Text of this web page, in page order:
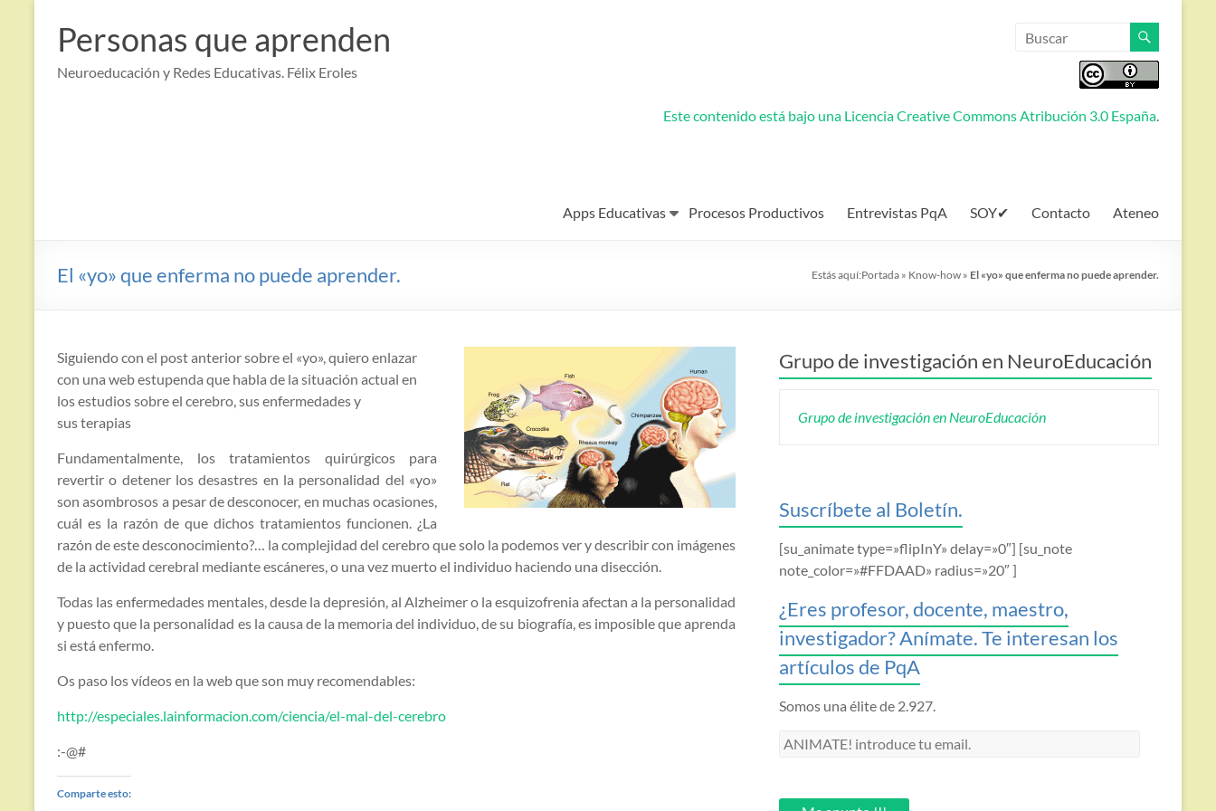
contenido
Personas que aprenden
Neuroeducación y Redes Educativas. Félix Eroles
Este contenido está bajo una Licencia Creative Commons Atribución 3.0 España.
Apps Educativas Procesos Productivos Entrevistas PqA SOY✔ Contacto Ateneo
El «yo» que enferma no puede aprender. Estás aquí:Portada » Know-how » El «yo» que enferma no puede aprender.
Siguiendo con el post anterior sobre el «yo», quiero enlazar
con una web estupenda que habla de la situación actual en
los estudios sobre el cerebro, sus enfermedades y
sus terapias
Fundamentalmente, los tratamientos quirúrgicos para
revertir o detener los desastres en la personalidad del «yo»
son asombrosos a pesar de desconocer, en muchas ocasiones,
cuál es la razón de que dichos tratamientos funcionen. ¿La
razón de este desconocimiento?… la complejidad del cerebro que solo la podemos ver y describir con imágenes
de la actividad cerebral mediante escáneres, o una vez muerto el individuo haciendo una disección.
Todas las enfermedades mentales, desde la depresión, al Alzheimer o la esquizofrenia afectan a la personalidad
y puesto que la personalidad es la causa de la memoria del individuo, de su biografía, es imposible que aprenda
si está enfermo.
Os paso los vídeos en la web que son muy recomendables:
http://especiales.lainformacion.com/ciencia/el-mal-del-cerebro
:-@#
Comparte esto:
Grupo de investigación en NeuroEducación
Grupo de investigación en NeuroEducación
Suscríbete al Boletín.
[su_animate type=»flipInY» delay=»0″] [su_note
note_color=»#FFDAAD» radius=»20″ ]
¿Eres profesor, docente, maestro,
investigador? Anímate. Te interesan los
artículos de PqA
Somos una élite de 2.927.
ANIMATE!
email.